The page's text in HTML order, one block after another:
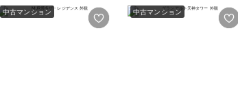
中古マンション 中古マンション